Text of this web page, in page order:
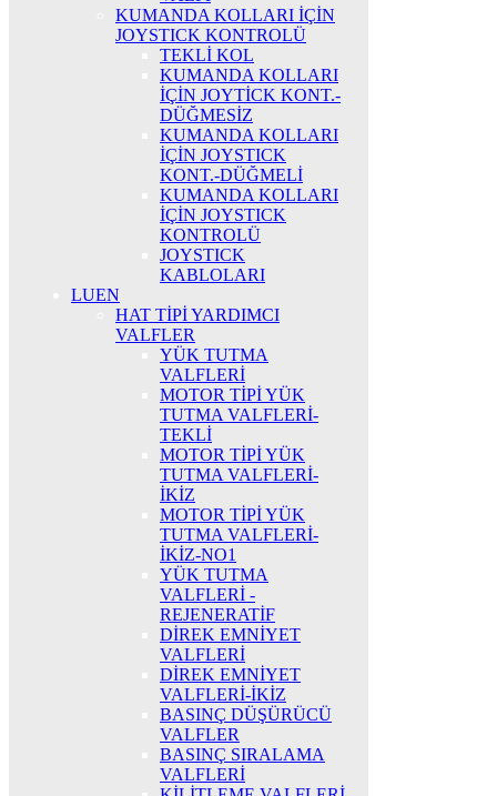
KUMANDA KOLLARI İÇİN
JOYSTICK KONTROLÜ
TEKLİ KOL
KUMANDA KOLLARI
İÇİN JOYTİCK KONT.-
DÜĞMESİZ
KUMANDA KOLLARI
İÇİN JOYSTICK
KONT.-DÜĞMELİ
KUMANDA KOLLARI
İÇİN JOYSTICK
KONTROLÜ
JOYSTICK
KABLOLARI
LUEN
HAT TİPİ YARDIMCI
VALFLER
YÜK TUTMA
VALFLERİ
MOTOR TİPİ YÜK
TUTMA VALFLERİ-
TEKLİ
MOTOR TİPİ YÜK
TUTMA VALFLERİ-
İKİZ
MOTOR TİPİ YÜK
TUTMA VALFLERİ-
İKİZ-NO1
YÜK TUTMA
VALFLERİ -
REJENERATİF
DİREK EMNİYET
VALFLERİ
DİREK EMNİYET
VALFLERİ-İKİZ
BASINÇ DÜŞÜRÜCÜ
VALFLER
BASINÇ SIRALAMA
VALFLERİ